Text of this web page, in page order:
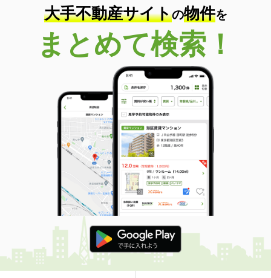
大手不動産サイトの物件を
まとめて検索！